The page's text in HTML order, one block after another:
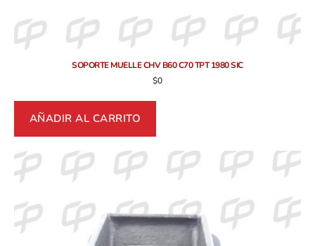
SOPORTE MUELLE CHV B60 C70 TPT 1980 SIC
$0
AÑADIR AL CARRITO